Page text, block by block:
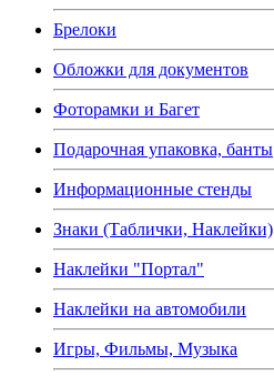
Брелоки
Обложки для документов
Фоторамки и Багет
Подарочная упаковка, банты
Информационные стенды
Знаки (Таблички, Наклейки)
Наклейки "Портал"
Наклейки на автомобили
Игры, Фильмы, Музыка